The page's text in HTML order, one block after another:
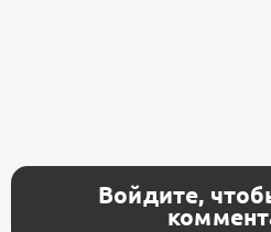
Войдите,